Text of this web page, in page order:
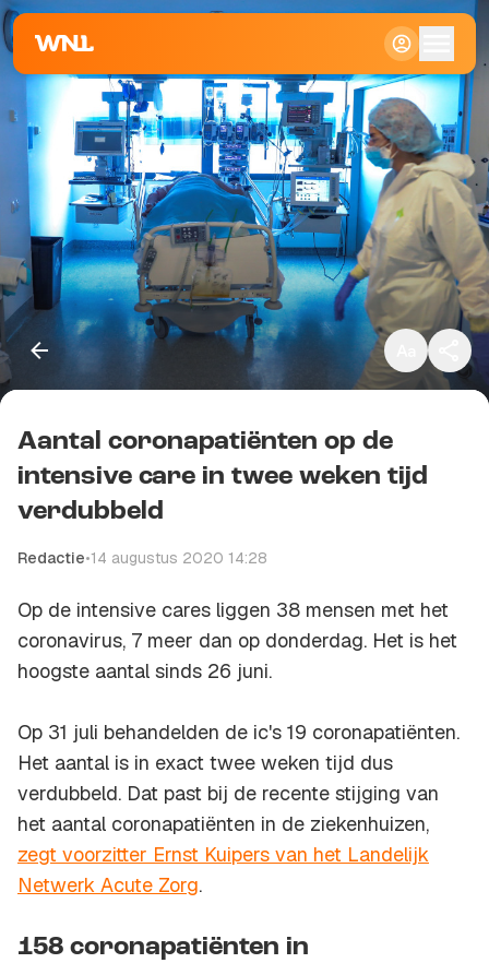
Klein
Standaard
Groot
Kopieer link
Aantal coronapatiënten op de
intensive care in twee weken tijd
verdubbeld
Redactie•14 augustus 2020 14:28
Op de intensive cares liggen 38 mensen met het
coronavirus, 7 meer dan op donderdag. Het is het
hoogste aantal sinds 26 juni.
Op 31 juli behandelden de ic's 19 coronapatiënten.
Het aantal is in exact twee weken tijd dus
verdubbeld. Dat past bij de recente stijging van
het aantal coronapatiënten in de ziekenhuizen,
zegt voorzitter Ernst Kuipers van het Landelijk
Netwerk Acute Zorg.
158 coronapatiënten in